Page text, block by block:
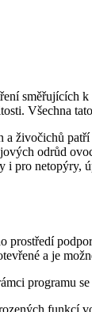
směřujících
Všechna
živočichů
odrůd
pro
a je
programu
funkcí